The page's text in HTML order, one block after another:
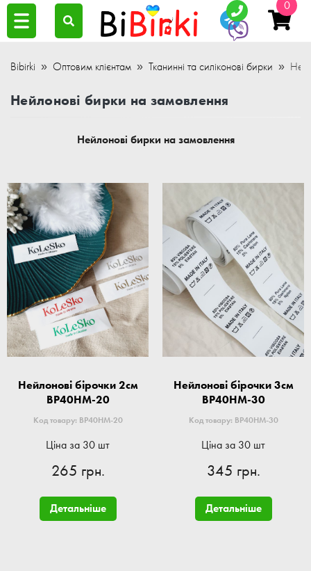
0
Bibirki Оптовим клієнтам Тканинні та силіконові бирки
Нейлонові бирки на замовлення
Нейлонові бирки на замовлення
Нейлонові бірочки 2см
BP40HM-20
Код товару: BP40HM-20
Ціна за 30 шт
265 грн.
Детальніше
Нейлонові бірочки 3см
BP40HM-30
Код товару: BP40HM-30
Ціна за 30 шт
345 грн.
Детальніше